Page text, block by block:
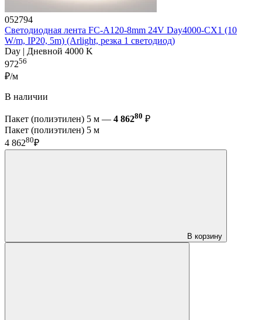
052794
Светодиодная лента FC-A120-8mm 24V Day4000-CX1 (10
W/m, IP20, 5m) (Arlight, резка 1 светодиод)
Day | Дневной 4000 K
97256
₽/м
В наличии
Пакет (полиэтилен) 5 м — 4 86280 ₽
Пакет (полиэтилен) 5 м
4 86280₽
В корзину